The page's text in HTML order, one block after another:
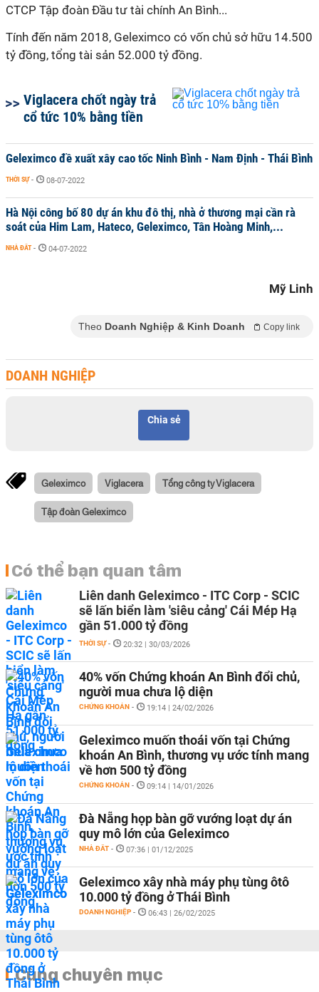
CTCP Tập đoàn Đầu tư tài chính An Bình...
Tính đến năm 2018, Geleximco có vốn chủ sở hữu 14.500
tỷ đồng, tổng tài sản 52.000 tỷ đồng.
Viglacera chốt ngày trả
cổ tức 10% bằng tiền
Geleximco đề xuất xây cao tốc Ninh Bình - Nam Định - Thái Bình
THỜI SỰ - 08-07-2022
Hà Nội công bố 80 dự án khu đô thị, nhà ở thương mại cần rà
soát của Him Lam, Hateco, Geleximco, Tân Hoàng Minh,...
NHÀ ĐẤT - 04-07-2022
Mỹ Linh
Theo Doanh Nghiệp & Kinh Doanh Copy link
DOANH NGHIỆP
Chia sẻ
Geleximco Viglacera Tổng công ty Viglacera
Tập đoàn Geleximco
Có thể bạn quan tâm
Liên danh Geleximco - ITC Corp - SCIC
sẽ lấn biển làm 'siêu cảng' Cái Mép Hạ
gần 51.000 tỷ đồng
THỜI SỰ - 20:32 | 30/03/2026
40% vốn Chứng khoán An Bình đổi chủ,
người mua chưa lộ diện
CHỨNG KHOÁN - 19:14 | 24/02/2026
Geleximco muốn thoái vốn tại Chứng
khoán An Bình, thương vụ ước tính mang
về hơn 500 tỷ đồng
CHỨNG KHOÁN - 09:14 | 14/01/2026
Đà Nẵng họp bàn gỡ vướng loạt dự án
quy mô lớn của Geleximco
NHÀ ĐẤT - 07:36 | 01/12/2025
Geleximco xây nhà máy phụ tùng ôtô
10.000 tỷ đồng ở Thái Bình
DOANH NGHIỆP - 06:43 | 26/02/2025
Cùng chuyên mục